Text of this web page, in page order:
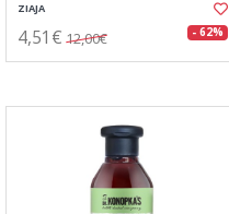
ZIAJA
4,51€ 12,00€ - 62%